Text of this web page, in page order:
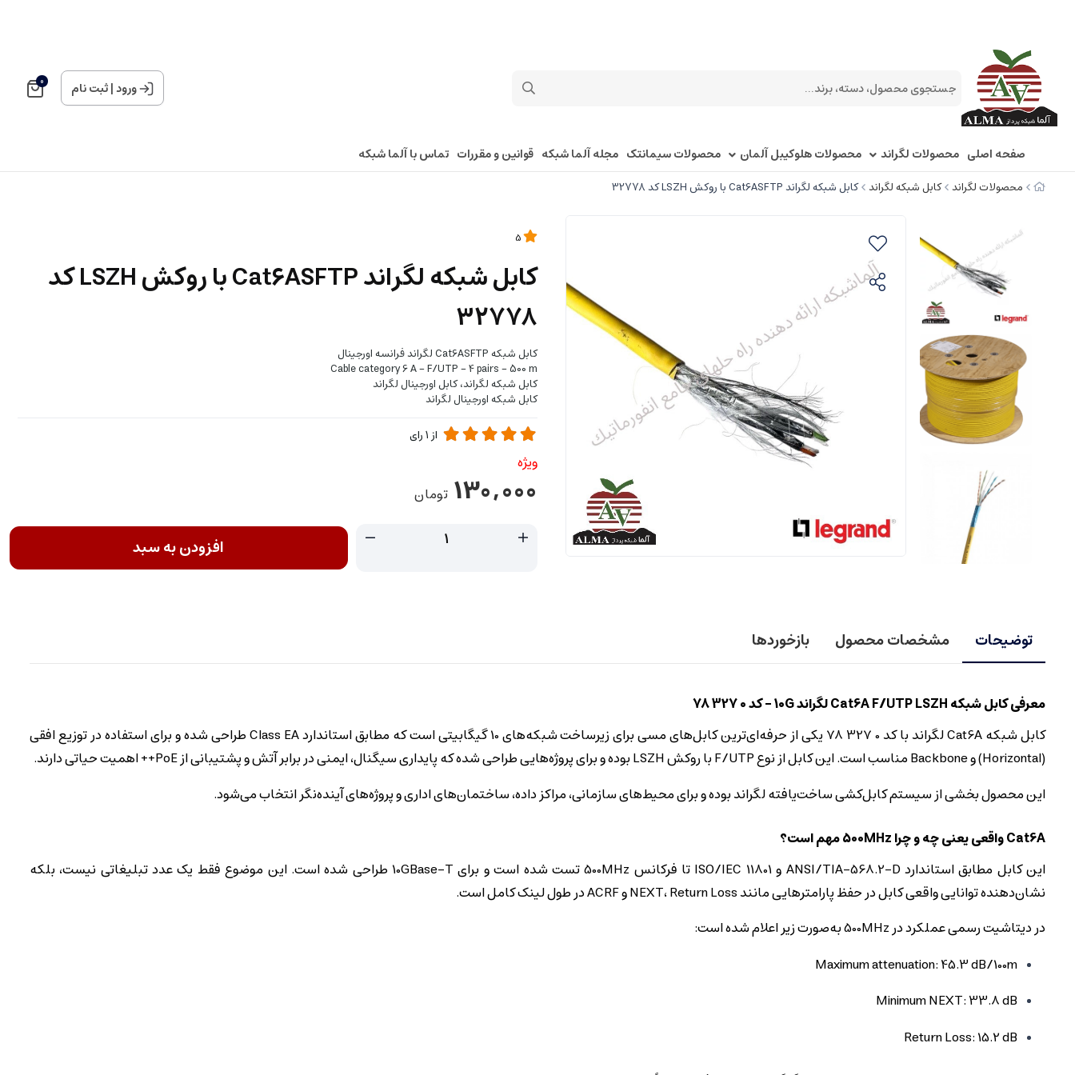
ورود|ثبت نام 0
صفحه اصلی محصولات لگراند محصولات هلوکیبل آلمان محصولات سیمانتک مجله آلما شبکه قوانین و مقررات تماس با آلما شبکه
محصولات لگراند کابل شبکه لگراند کابل شبکه لگراند Cat6ASFTP با روکش LSZH کد 32778
کابل شبکه لگراند Cat6ASFTP با روکش LSZH کد
32778
کابل شبکه Cat6ASFTP لگراند فرانسه اورجینال
Cable category 6 A - F/UTP - 4 pairs - 500 m
کابل شبکه لگراند، کابل اورجینال لگراند
کابل شبکه اورجینال لگراند
از1رای
ویژه
130,000 تومان
افزودن به سبد
توضیحات مشخصات محصول بازخوردها
معرفی کابل شبکه Cat6A F/UTP LSZH لگراند 10G – کد 0 327 78
کابل شبکه Cat6A لگراند با کد 0 327 78 یکی از حرفه‌ای‌ترین کابل‌های مسی برای زیرساخت شبکه‌های 10 گیگابیتی است که مطابق استاندارد Class EA طراحی شده و برای استفاده در توزیع افقی
(Horizontal) و Backbone مناسب است. این کابل از نوع F/UTP با روکش LSZH بوده و برای پروژه‌هایی طراحی شده که پایداری سیگنال، ایمنی در برابر آتش و پشتیبانی از PoE++ اهمیت حیاتی دارند.
این محصول بخشی از سیستم کابل‌کشی ساخت‌یافته لگراند بوده و برای محیط‌های سازمانی، مراکز داده، ساختمان‌های اداری و پروژه‌های آینده‌نگر انتخاب می‌شود.
Cat6A واقعی یعنی چه و چرا 500MHz مهم است؟
این کابل مطابق استاندارد ANSI/TIA-568.2-D و ISO/IEC 11801 تا فرکانس 500MHz تست شده است و برای 10GBase-T طراحی شده است. این موضوع فقط یک عدد تبلیغاتی نیست، بلکه
نشان‌دهنده توانایی واقعی کابل در حفظ پارامترهایی مانند NEXT، Return Loss و ACRF در طول لینک کامل است.
در دیتاشیت رسمی عملکرد در 500MHz به‌صورت زیر اعلام شده است:
Maximum attenuation: 45.3 dB/100m
Minimum NEXT: 33.8 dB
Return Loss: 15.2 dB